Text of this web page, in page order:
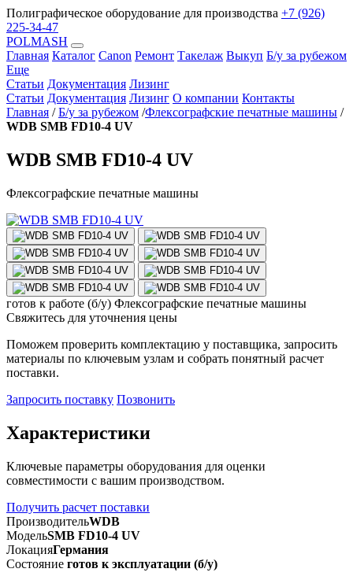
Полиграфическое оборудование для производства +7 (926)
225-34-47
POLMASH
Главная Каталог Canon Ремонт Такелаж Выкуп Б/у за рубежом
Еще
Статьи Документация Лизинг
Статьи Документация Лизинг О компании Контакты
Главная / Б/у за рубежом /Флексографские печатные машины /
WDB SMB FD10-4 UV
WDB SMB FD10-4 UV
Флексографские печатные машины
готов к работе (б/у) Флексографские печатные машины
Свяжитесь для уточнения цены
Поможем проверить комплектацию у поставщика, запросить
материалы по ключевым узлам и собрать понятный расчет
поставки.
Запросить поставку Позвонить
Характеристики
Ключевые параметры оборудования для оценки
совместимости с вашим производством.
Получить расчет поставки
ПроизводительWDB
МодельSMB FD10-4 UV
ЛокацияГермания
Состояние готов к эксплуатации (б/у)